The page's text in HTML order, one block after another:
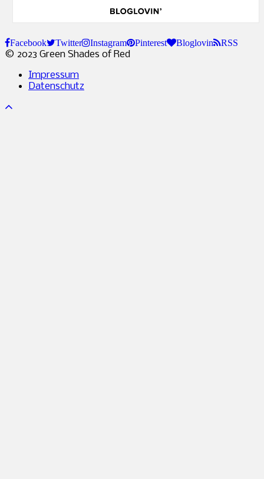
Facebook Twitter Instagram Pinterest Bloglovin RSS
© 2023 Green Shades of Red
Impressum
Datenschutz